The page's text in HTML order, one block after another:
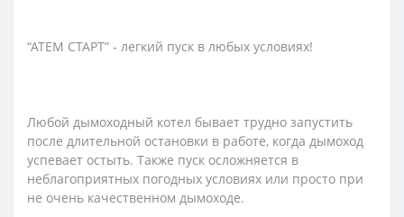
“АТЕМ СТАРТ” - легкий пуск в любых условиях!
Любой дымоходный котел бывает трудно запустить
после длительной остановки в работе, когда дымоход
успевает остыть. Также пуск осложняется в
неблагоприятных погодных условиях или просто при
не очень качественном дымоходе.